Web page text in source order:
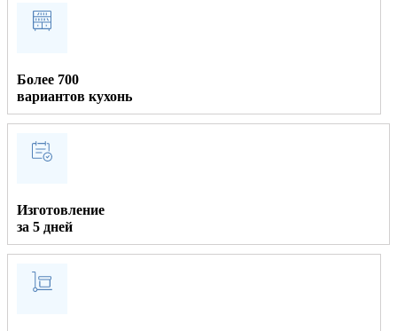
Более 700
вариантов кухонь
Изготовление
за 5 дней